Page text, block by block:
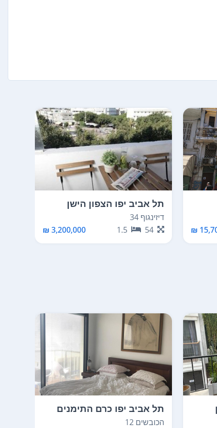
תל אביב יפו הצפון הישן
החלק הדרום מזרחי
דיזינגוף 34
54
1.5
3,200,000 ₪
תל אביב יפו כרם התימנים
הכובשים 12